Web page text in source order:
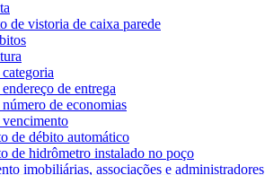
de vistoria de caixa parede
de entrega
de economias
de débito automático
de hidrômetro instalado no poço
imobiliárias, associações e administradores